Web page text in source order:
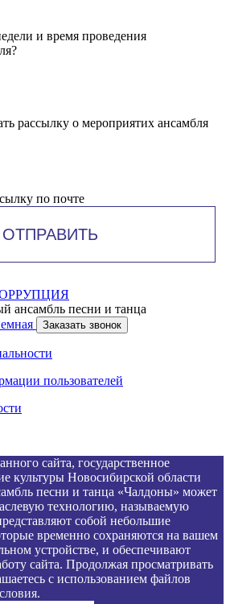
и время проведения
рассылку о мероприятих ансамбля
по почте
ОТПРАВИТЬ
ансамбль песни и танца
Заказать звонок
пользователей
сайта, государственное
культуры Новосибирской области
песни и танца «Чалдоны» может
технологию, называемую
собой небольшие
временно сохраняются на вашем
устройстве, и обеспечивают
сайта. Продолжая просматривать
с использованием файлов
.